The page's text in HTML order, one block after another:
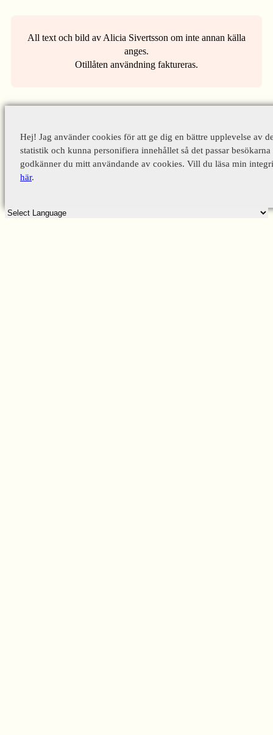
All text och bild av Alicia Sivertsson om inte annan källa
anges.
Otillåten användning faktureras.
Hej! Jag använder cookies för att ge dig en bättre upplevelse av
statistik och kunna personifiera innehållet så det passar
godkänner du mitt användande av cookies. Vill du läsa min
här.